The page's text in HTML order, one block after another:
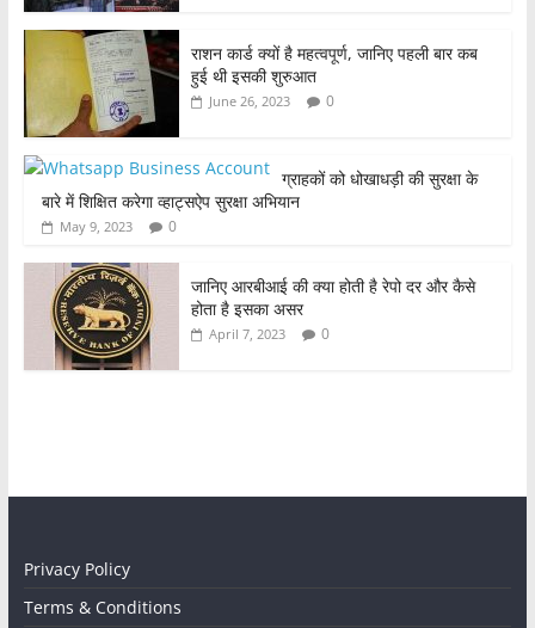
राशन कार्ड क्यों है महत्वपूर्ण, जानिए पहली बार कब
हुई थी इसकी शुरुआत
June 26, 2023 0
ग्राहकों को धोखाधड़ी की सुरक्षा के
बारे में शिक्षित करेगा व्हाट्सऐप सुरक्षा अभियान
May 9, 2023 0
जानिए आरबीआई की क्या होती है रेपो दर और कैसे
होता है इसका असर
April 7, 2023 0
Privacy Policy
Terms & Conditions